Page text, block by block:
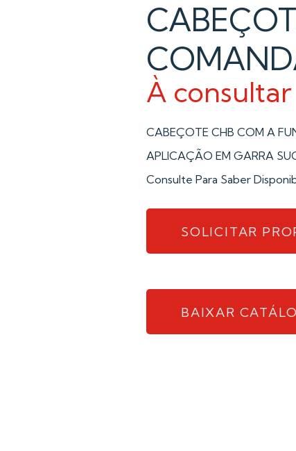
À consultar
CABEÇOTE CHB COM A
APLICAÇÃO EM GARRA
Consulte Para Saber
SOLICITAR
BAIXAR